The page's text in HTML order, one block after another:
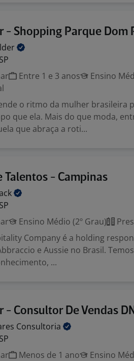
- Shopping Parque Dom
Entre 1 e 3 anos
Ensino
o ritmo da mulher brasileira
que ela. Mais do que moda,
que abraça a roti...
Talentos - Campinas
Ensino Médio (2º Grau)
Company é a holding
e Aussie no Brasil.
...
- Consultor De Vendas
Consultoria
Menos de 1 ano
Ensino